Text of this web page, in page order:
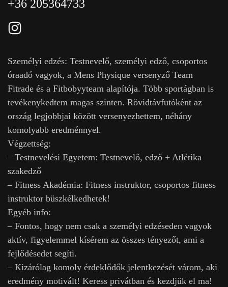
+36 205364733
Személyi edzés: Testnevelő, személyi edző, csoportos
óraadó vagyok, a Mens Physique versenyző Team
Fitrade és a Fitbobyyteam alapítója. Több sportágban is
tevékenykedtem magas szinten. Rövidtávfutóként az
ország legjobbjai között versenyezhettem, néhány
komolyabb eredménnyel.
Végzettség:
– Testnevelési Egyetem: Testnevelő, edző + Atlétika
szakedző
– Fitness Akadémia: Fitness instruktor, csoportos fitness
instruktor büszkélkedhetek!
Egyéb info:
– Fontos, hogy nem csak a személyi edzéseden vagyok
aktív, figyelemmel kísérem az összes tényezőt, ami a
fejlődésedet segíti.
– Kizárólag komoly érdeklődők jelentkezését várom, aki
eredmény motivált! Keress privátban és kezdjük el ma!